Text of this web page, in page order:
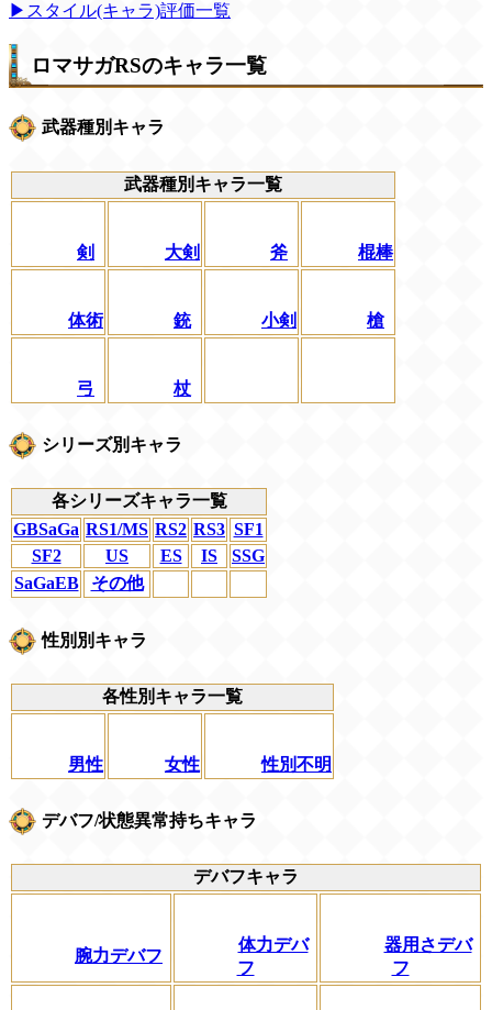
▶スタイル(キャラ)評価一覧
ロマサガRSのキャラ一覧
武器種別キャラ
武器種別キャラ一覧
剣 大剣 斧 棍棒
体術 銃 小剣 槍
弓 杖
シリーズ別キャラ
各シリーズキャラ一覧
GBSaGa RS1/MS RS2 RS3 SF1
SF2
US ES IS
SSG
SaGaEB
その他
性別別キャラ
各性別キャラ一覧
男性 女性 性別不明
デバフ/状態異常持ちキャラ
デバフキャラ
腕力デバフ
体力デバ
フ
器用さデバ
フ